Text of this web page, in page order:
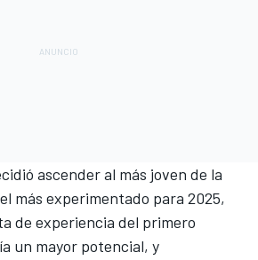
ascender al más joven de la
más experimentado para 2025,
de experiencia del primero
un mayor potencial, y